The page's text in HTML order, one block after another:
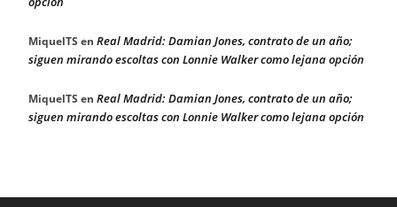
MiquelTS en Real Madrid: Damian Jones, contrato de un año;
siguen mirando escoltas con Lonnie Walker como lejana opción
MiquelTS en Real Madrid: Damian Jones, contrato de un año;
siguen mirando escoltas con Lonnie Walker como lejana opción